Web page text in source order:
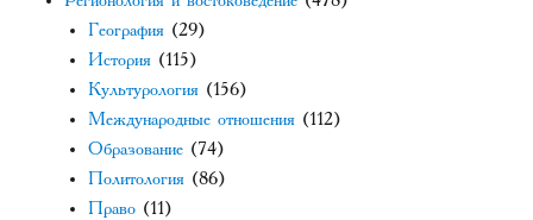
География (29)
История (115)
Культурология (156)
Международные отношения (112)
Образование (74)
Политология (86)
Право (11)